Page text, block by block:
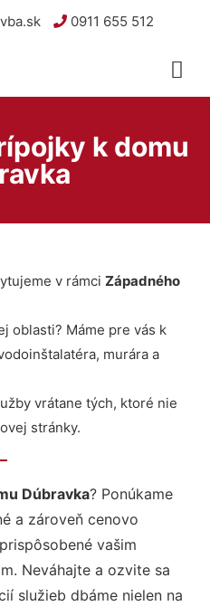
0911 655 512
k domu
v rámci Západného
oblasti? Máme pre vás k
murára a
vrátane tých, ktoré nie
stránky.
Dúbravka? Ponúkame
a zároveň cenovo
vašim
Neváhajte a ozvite sa
služieb dbáme nielen na